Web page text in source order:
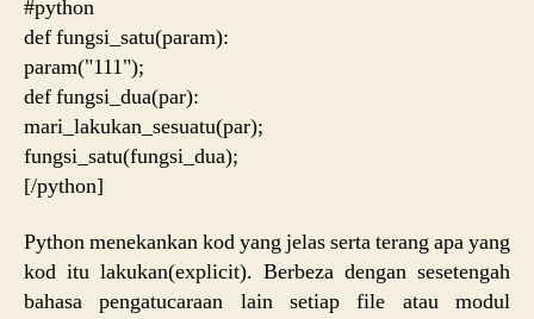
#python
def fungsi_satu(param):
param("111");
def fungsi_dua(par):
mari_lakukan_sesuatu(par);
fungsi_satu(fungsi_dua);
[/python]
Python menekankan kod yang jelas serta terang apa yang
kod itu lakukan(explicit). Berbeza dengan sesetengah
bahasa pengatucaraan lain setiap file atau modul